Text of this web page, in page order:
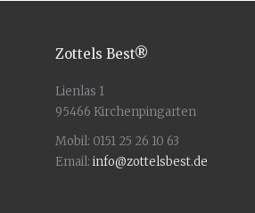
Zottels Best®
Lienlas 1
95466 Kirchenpingarten
Mobil: 0151 25 26 10 63
Email: info@zottelsbest.de